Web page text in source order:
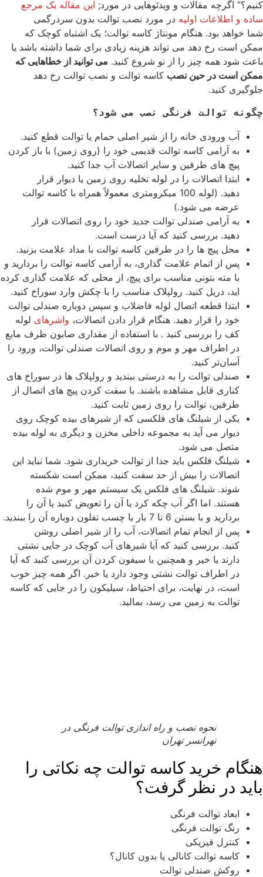
کنیم؟” اگرچه مقالات و ویدئوهایی در مورد; این مقاله یک مرجع
ساده و اطلاعات اولیه در مورد نصب توالت بدون سردرگمی
شما خواهد بود. هنگام مونتاژ کاسه توالت؛ یک اشتباه کوچک که
ممکن است رخ دهد می تواند هزینه زیادی برای شما داشته باشد یا
باعث شود همه چیز را از نو شروع کنید. می توانید از خطاهایی که
ممکن است در حین نصب کاسه توالت و نصب توالت رخ دهد
جلوگیری کنید.
چگونه توالت فرنگی نصب می شود؟
آب ورودی خانه را از شیر اصلی حمام یا توالت قطع کنید.
به آرامی کاسه توالت قدیمی خود را (روی زمین) با باز کردن
پیچ های طرفین و سایر اتصالات آب جدا کنید.
ابتدا اتصالات را در لوله تخلیه روی زمین یا دیوار قرار
دهید. (لوله 100 میکرومتری معمولاً همراه با کاسه توالت
عرضه می شود.)
به آرامی صندلی توالت جدید خود را روی اتصالات قرار
دهید. بررسی کنید که آیا درست است.
محل پیچ ها را در طرفین کاسه توالت با مداد علامت بزنید.
پس از اتمام علامت گذاری، به آرامی کاسه توالت را بردارید و
با مته بتونی مناسب برای پیچ، از محلی که علامت گذاری کرده
اید، دریل کنید. رولپلاک مناسب را با چکش وارد سوراخ کنید.
ابتدا قطعه اتصال لوله فاضلاب و سپس دوباره صندلی توالت
خود را قرار دهید. هنگام قرار دادن اتصالات، واشرهای لوله
کف را بررسی کنید . با استفاده از مقداری صابون ظرف مایع
در اطراف مهر و موم و روی اتصالات صندلی توالت، ورود را
آسان‌تر کنید.
صندلی توالت را به درستی ببندید و رولپلاک ها در سوراخ های
کناری قابل مشاهده باشند. با سفت کردن پیچ های اتصال از
طرفین، توالت را روی زمین ثابت کنید.
یکی از شیلنگ های فلکسی که از شیرهای بیده کوچک روی
دیوار می آید به مجموعه داخلی مخزن و دیگری به لوله بیده
متصل می شود.
شیلنگ فلکس باید جدا از توالت خریداری شود. شما نباید این
اتصالات را بیش از حد سفت کنید، ممکن است شکسته
شوند. شیلنگ های فلکس یک سیستم مهر و موم شده
هستند. اما اگر آب چکه کرد یا آن را تعویض کنید یا آن را
بردارید و با بستن 6 تا 7 بار با چسب تفلون دوباره آن را ببندید.
پس از انجام تمام اتصالات، آب را از شیر اصلی روشن
کنید. بررسی کنید که آیا شیرهای آب کوچک در جایی نشتی
دارند یا خیر و همچنین با سیفون کردن آن بررسی کنید که آیا
در اطراف توالت نشتی وجود دارد یا خیر. اگر همه چیز خوب
است، در نهایت، برای احتیاط، سیلیکون را در جایی که کاسه
توالت به زمین می رسد، بمالید.
نحوه نصب و راه اندازی توالت فرنگی در
تهرانسر تهران
هنگام خرید کاسه توالت چه نکاتی را
باید در نظر گرفت؟
ابعاد توالت فرنگی
رنگ توالت فرنگی
کنترل فیزیکی
کاسه توالت کانالی یا بدون کانال؟
روکش صندلی توالت